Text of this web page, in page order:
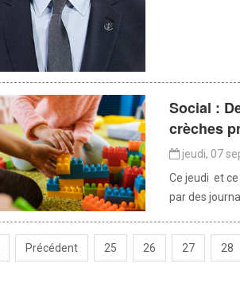
Social :
crèches
jeudi, 07
Ce jeudi et
par des
Précédent 25 26 27 28